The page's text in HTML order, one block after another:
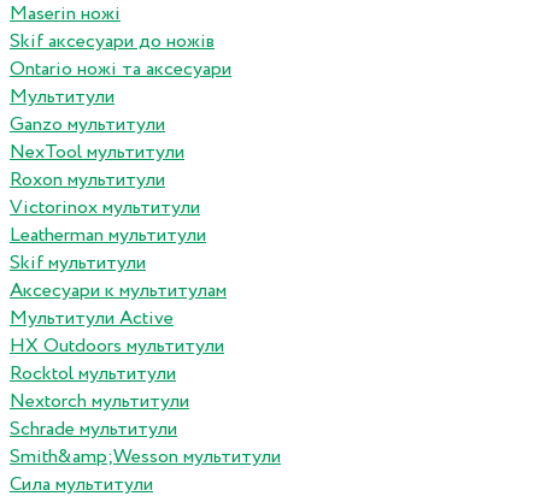
Maserin ножі
Skif аксесуари до ножів
Ontario ножі та аксесуари
Мультитули
Ganzo мультитули
NexTool мультитули
Roxon мультитули
Victorinox мультитули
Leatherman мультитули
Skif мультитули
Аксесуари к мультитулам
Мультитули Active
HX Outdoors мультитули
Rocktol мультитули
Nextorch мультитули
Schrade мультитули
Smith&amp;Wesson мультитули
Сила мультитули